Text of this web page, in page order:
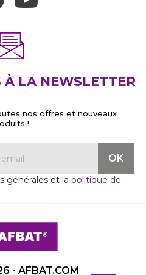
À LA NEWSLETTER
nos offres et nouveaux
!
générales et la politique de
- AFBAT.COM